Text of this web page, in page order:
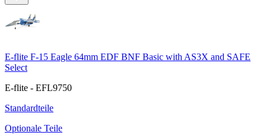
E-flite F-15 Eagle 64mm EDF BNF Basic with AS3X and SAFE
Select
E-flite - EFL9750
Standardteile
Optionale Teile